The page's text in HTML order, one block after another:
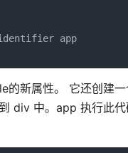
app
新属性。 它还创建
div 中。app 执行此